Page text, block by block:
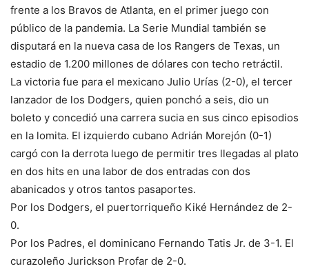
frente a los Bravos de Atlanta, en el primer juego con
público de la pandemia. La Serie Mundial también se
disputará en la nueva casa de los Rangers de Texas, un
estadio de 1.200 millones de dólares con techo retráctil.
La victoria fue para el mexicano Julio Urías (2-0), el tercer
lanzador de los Dodgers, quien ponchó a seis, dio un
boleto y concedió una carrera sucia en sus cinco episodios
en la lomita. El izquierdo cubano Adrián Morejón (0-1)
cargó con la derrota luego de permitir tres llegadas al plato
en dos hits en una labor de dos entradas con dos
abanicados y otros tantos pasaportes.
Por los Dodgers, el puertorriqueño Kiké Hernández de 2-
0.
Por los Padres, el dominicano Fernando Tatis Jr. de 3-1. El
curazoleño Jurickson Profar de 2-0.